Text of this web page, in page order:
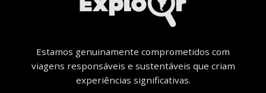
Estamos genuinamente comprometidos com
viagens responsáveis ​​e sustentáveis ​​que criam
experiências significativas.